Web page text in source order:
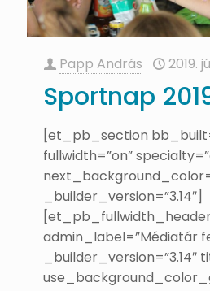
Papp András 2019.
Sportnap
[et_pb_section
fullwidth=”on”
_builder_version=”3.14″]
admin_label=”Médiatár
_builder_version=”3.14″